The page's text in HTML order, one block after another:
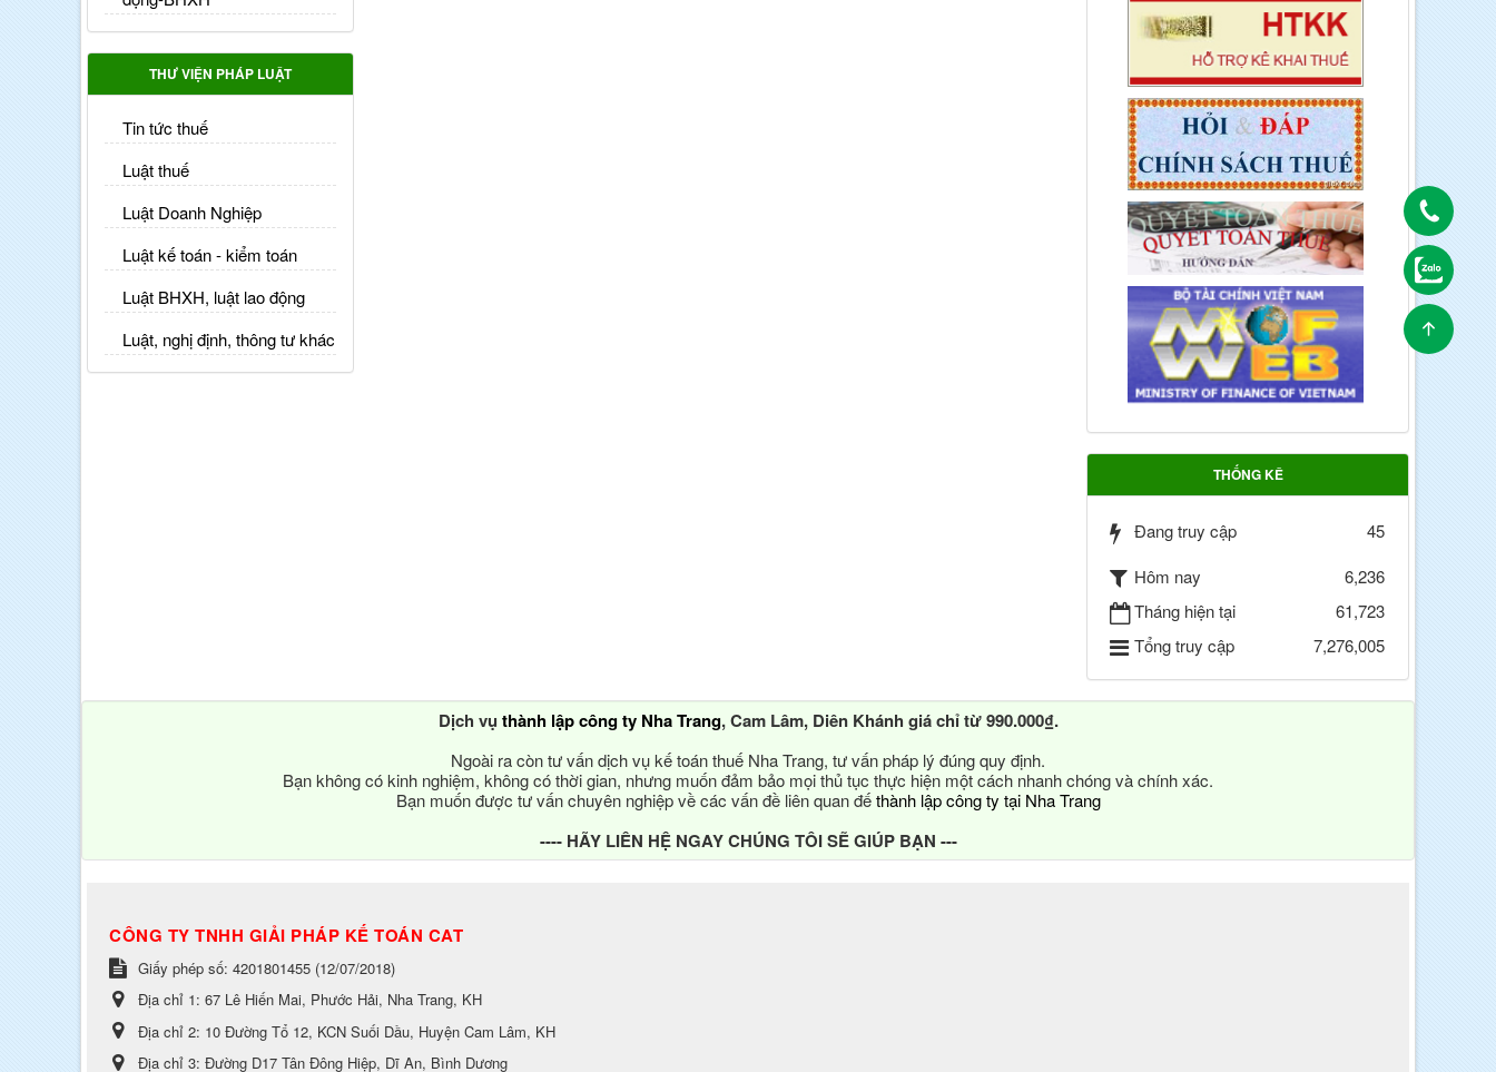
THỐNG KÊ
Đang truy cập
45
Hôm nay
6,236
Tháng hiện tại
61,723
Tổng truy cập
7,276,005
THƯ VIỆN PHÁP LUẬT
Tin tức thuế
Luật thuế
Luật Doanh Nghiệp
Luật kế toán - kiểm toán
Luật BHXH, luật lao động
Luật, nghị định, thông tư khác
Dịch vụ thành lập công ty Nha Trang, Cam Lâm, Diên Khánh giá chỉ từ 990.000₫.
Ngoài ra còn tư vấn dịch vụ kế toán thuế Nha Trang, tư vấn pháp lý đúng quy định.
Bạn không có kinh nghiệm, không có thời gian, nhưng muốn đảm bảo mọi thủ tục thực hiện một cách nhanh chóng và chính xác.
Bạn muốn được tư vấn chuyên nghiệp về các vấn đề liên quan đếthành lập công ty tại Nha Trang
---- HÃY LIÊN HỆ NGAY CHÚNG TÔI SẼ GIÚP BẠN ---
CÔNG TY TNHH GIẢI PHÁP KẾ TOÁN CAT
Giấy phép số: 4201801455 (12/07/2018)
Địa chỉ 1: 67 Lê Hiến Mai, Phước Hải, Nha Trang, KH
Địa chỉ 2: 10 Đường Tổ 12, KCN Suối Dầu, Huyện Cam Lâm, KH
Địa chỉ 3: Đường D17 Tân Đông Hiệp, Dĩ An, Bình Dương